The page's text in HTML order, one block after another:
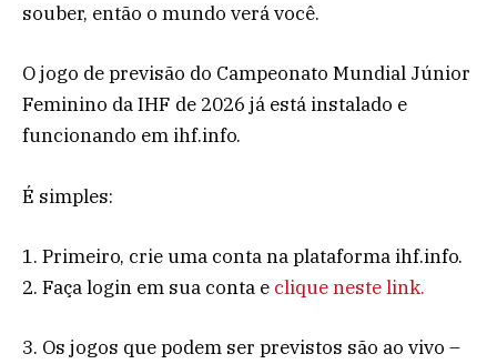
souber, então o mundo verá você.
O jogo de previsão do Campeonato Mundial Júnior
Feminino da IHF de 2026 já está instalado e
funcionando em ihf.info.
É simples:
1. Primeiro, crie uma conta na plataforma ihf.info.
2. Faça login em sua conta e clique neste link.
3. Os jogos que podem ser previstos são ao vivo –